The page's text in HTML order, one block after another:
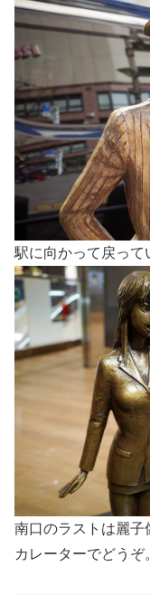
駅に向かって戻って
南口のラストは麗子
カレーターでどうぞ